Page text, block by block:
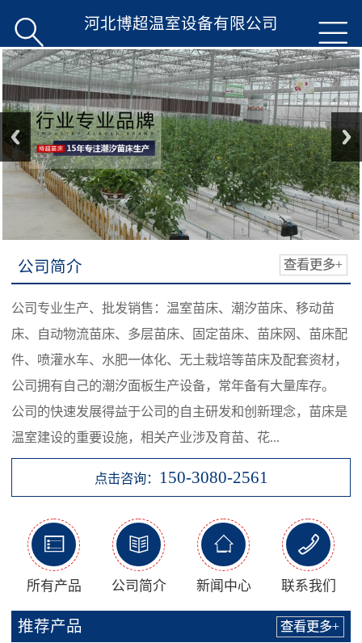

 河北博超温室设备有限公司
公司简介 查看更多+
公司专业生产、批发销售：温室苗床、潮汐苗床、移动苗
床、自动物流苗床、多层苗床、固定苗床、苗床网、苗床配
件、喷灌水车、水肥一体化、无土栽培等苗床及配套资材，
公司拥有自己的潮汐面板生产设备，常年备有大量库存。
公司的快速发展得益于公司的自主研发和创新理念，苗床是
温室建设的重要设施，相关产业涉及育苗、花...
点击咨询： 150-3080-2561

所有产品

公司简介

新闻中心

联系我们
推荐产品 查看更多+